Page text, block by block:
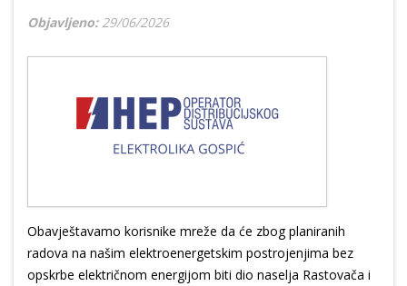
Objavljeno: 29/06/2026
Obavještavamo korisnike mreže da će zbog planiranih
radova na našim elektroenergetskim postrojenjima bez
opskrbe električnom energijom biti dio naselja Rastovača i